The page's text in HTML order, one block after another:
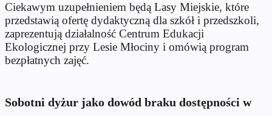
Ciekawym uzupełnieniem będą Lasy Miejskie, które
przedstawią ofertę dydaktyczną dla szkół i przedszkoli,
zaprezentują działalność Centrum Edukacji
Ekologicznej przy Lesie Młociny i omówią program
bezpłatnych zajęć.
Sobotni dyżur jako dowód braku dostępności w